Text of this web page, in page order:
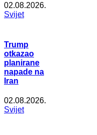
02.08.2026.
Svijet
Trump
otkazao
planirane
napade na
Iran
02.08.2026.
Svijet